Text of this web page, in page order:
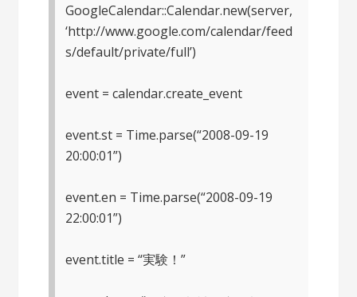
GoogleCalendar::Calendar.new(server,
‘http://www.google.com/calendar/feed
s/default/private/full’)
event = calendar.create_event
event.st = Time.parse(“2008-09-19
20:00:01”)
event.en = Time.parse(“2008-09-19
22:00:01”)
event.title = “実験！”